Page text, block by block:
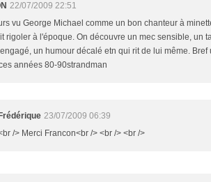
22/07/2009 22:51
vu George Michael comme un bon chanteur à
rigoler à l'époque. On découvre un mec sensible, un
un humour décalé etn qui rit de lui même.
années 80-90strandman
Frédérique 23/07/2009 06:39
/> Merci Francon<br /> <br /> <br />